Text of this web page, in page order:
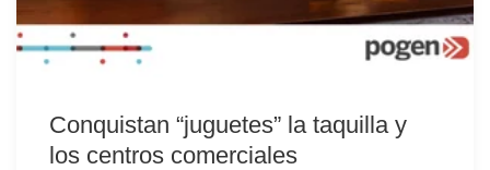
Conquistan “juguetes” la taquilla y
los centros comerciales